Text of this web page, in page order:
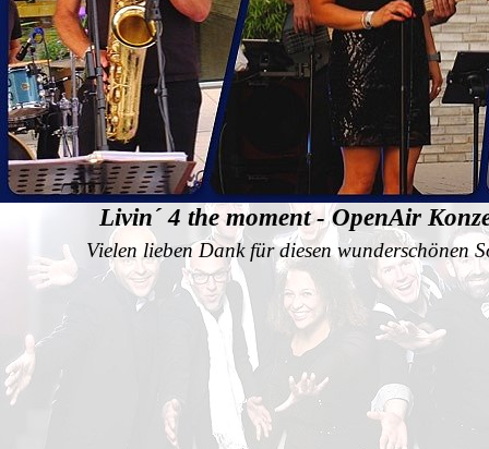
Livin´ 4 the moment - OpenAir
Vielen lieben Dank für diesen wunderschönen